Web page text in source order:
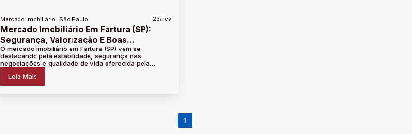
Mercado Imobiliário São Paulo 23/Fev
Mercado Imobiliário Em Fartura (SP):
Segurança, Valorização E Boas
Oportunidades Para Investir
O mercado imobiliário em Fartura (SP) vem se
destacando pela estabilidade, segurança nas
negociações e qualidade de vida oferecida pela
interior pode ser uma...
Leia Mais
1